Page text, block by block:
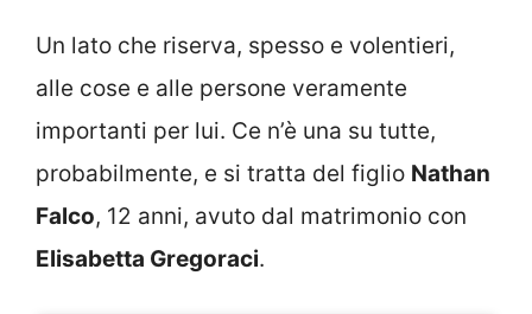
Un lato che riserva, spesso e volentieri,
alle cose e alle persone veramente
importanti per lui. Ce n’è una su tutte,
probabilmente, e si tratta del figlio Nathan
Falco, 12 anni, avuto dal matrimonio con
Elisabetta Gregoraci.